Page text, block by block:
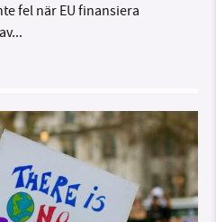
fel när EU finansiera